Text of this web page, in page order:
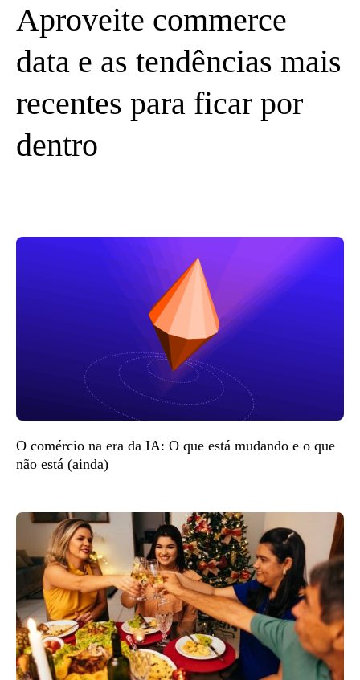
Aproveite commerce
data e as tendências mais
recentes para ficar por
dentro
O comércio na era da IA: O que está mudando e o que
não está (ainda)